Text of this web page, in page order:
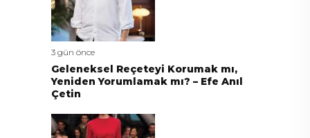
3 gün önce
Geleneksel Reçeteyi Korumak mı,
Yeniden Yorumlamak mı? – Efe Anıl
Çetin